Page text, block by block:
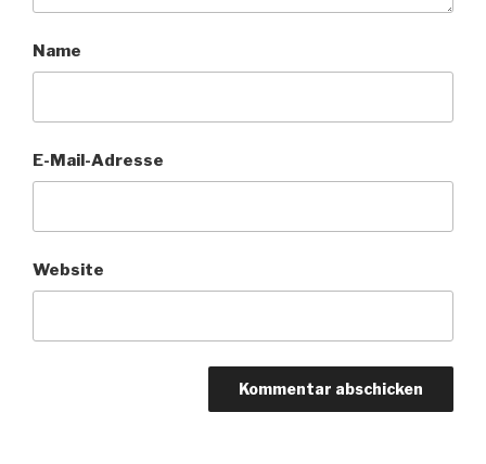
Name
E-Mail-Adresse
Website